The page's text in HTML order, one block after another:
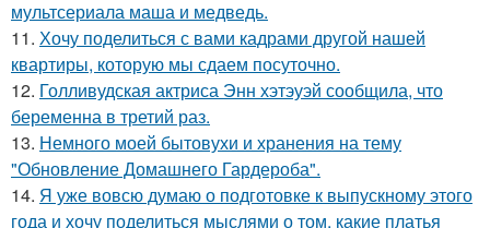
мультсериала маша и медведь.
11. Хочу поделиться с вами кадрами другой нашей
квартиры, которую мы сдаем посуточно.
12. Голливудская актриса Энн хэтэуэй сообщила, что
беременна в третий раз.
13. Немного моей бытовухи и хранения на тему
"Обновление Домашнего Гардероба".
14. Я уже вовсю думаю о подготовке к выпускному этого
года и хочу поделиться мыслями о том, какие платья